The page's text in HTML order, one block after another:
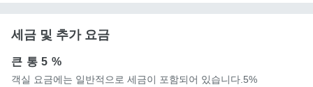
세금 및 추가 요금
큰 통5 %
객실 요금에는 일반적으로 세금이 포함되어 있습니다.5%